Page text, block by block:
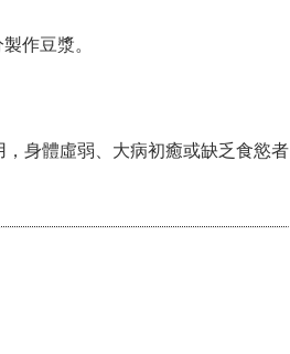
作豆漿。
身體虛弱、大病初癒或缺乏食慾者